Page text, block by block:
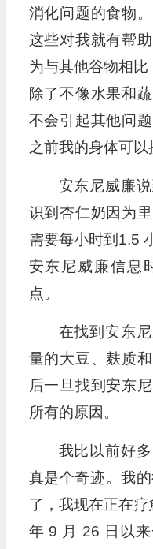
消化问题的食物
这些对我就有帮
为与其他谷物相比
除了不像水果和
不会引起其他问
之前我的身体可以
安东尼威廉
识到杏仁奶因为
需要每小时到1.5
安东尼威廉信息
点。
在找到安东
量的大豆、麸质
后一旦找到安东
所有的原因。
我比以前好
真是个奇迹。我
了，我现在正在
年 9 月 26 日以